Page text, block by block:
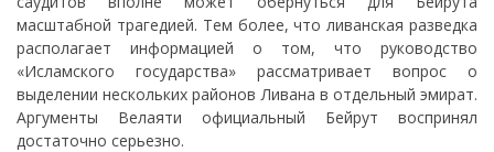
масштабной трагедией. Тем более, что ливанская разведка
располагает информацией о том, что руководство
«Исламского государства» рассматривает вопрос о
выделении нескольких районов Ливана в отдельный эмират.
Аргументы Велаяти официальный Бейрут воспринял
достаточно серьезно.